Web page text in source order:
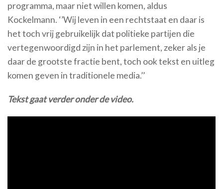
programma, maar niet willen komen, aldus
Kockelmann. ‘’Wij leven in een rechtstaat en daar is
het toch vrij gebruikelijk dat politieke partijen die
vertegenwoordigd zijn in het parlement, zeker als je
daar de grootste fractie bent, toch ook tekst en uitleg
komen geven in traditionele media.’’
Tekst gaat verder onder de video.